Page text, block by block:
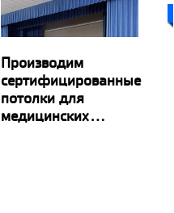
Производим
сертифицированные
потолки для
медицинских...